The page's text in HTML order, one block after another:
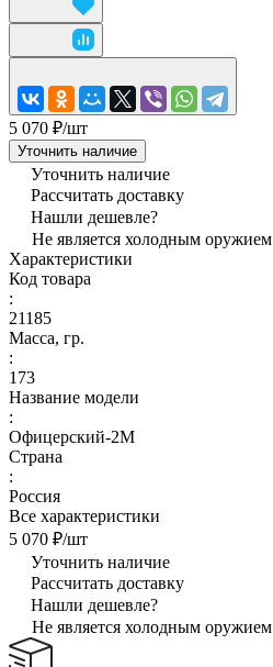
5 070 ₽/шт
Уточнить наличие
Уточнить наличие
Рассчитать доставку
Нашли дешевле?
Не является холодным оружием
Характеристики
Код товара
:
21185
Масса, гр.
:
173
Название модели
:
Офицерский-2М
Страна
:
Россия
Все характеристики
5 070 ₽/шт
Уточнить наличие
Рассчитать доставку
Нашли дешевле?
Не является холодным оружием